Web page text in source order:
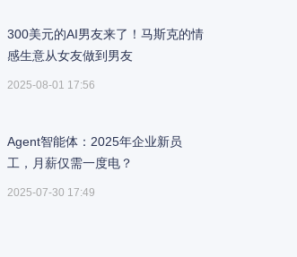
300美元的AI男友来了！马斯克的情
感生意从女友做到男友
2025-08-01 17:56
Agent智能体：2025年企业新员
工，月薪仅需一度电？
2025-07-30 17:49